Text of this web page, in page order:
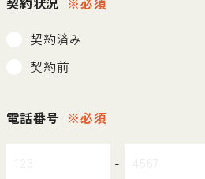
契約済み
契約前
電話番号 ※必須
-